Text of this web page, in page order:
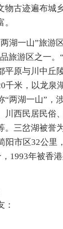
物古迹遍布城
湖一山”旅游
旅游区之一。
平原与川中丘
千米，以龙泉
“两湖一山”，
川西民居民俗
。三岔湖被誉
阳市区32公里
1993年被香
：